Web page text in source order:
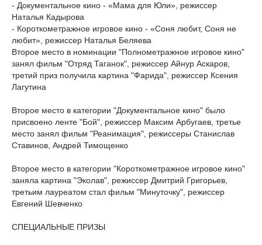
- Документальное кино - «Мама для Юли», режиссер
Наталья Кадырова
- Короткометражное игровое кино - «Соня любит, Соня не
любит», режиссер Наталья Беляева
Второе место в номинации "Полнометражное игровое кино"
занял фильм "Отряд Таганок", режиссер Айнур Аскаров,
третий приз получила картина "Фарида", режиссер Ксения
Лагутина
Второе место в категории "Документальное кино" было
присвоено ленте "Бой", режиссер Максим Арбугаев, третье
место занял фильм "Реанимация", режиссеры Станислав
Ставинов, Андрей Тимощенко
Второе место в категории "Короткометражное игровое кино"
заняла картина "Эколав", режиссер Дмитрий Григорьев,
третьим лауреатом стал фильм "Минуточку", режиссер
Евгений Шевченко
СПЕЦИАЛЬНЫЕ ПРИЗЫ